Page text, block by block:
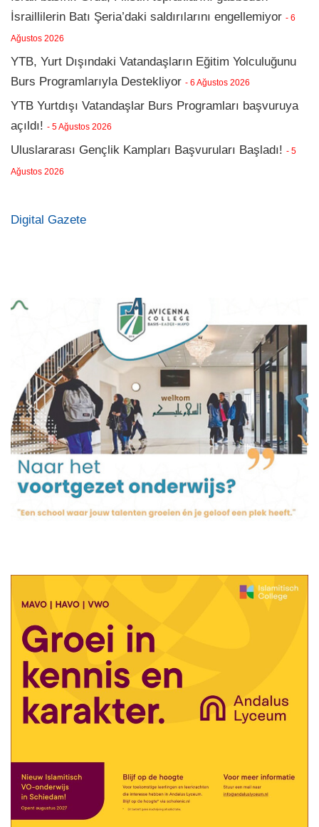
İsraillilerin Batı Şeria’daki saldırılarını engellemiyor - 6
Ağustos 2026
YTB, Yurt Dışındaki Vatandaşların Eğitim Yolculuğunu
Burs Programlarıyla Destekliyor - 6 Ağustos 2026
YTB Yurtdışı Vatandaşlar Burs Programları başvuruya
açıldı! - 5 Ağustos 2026
Uluslararası Gençlik Kampları Başvuruları Başladı! - 5
Ağustos 2026
Digital Gazete